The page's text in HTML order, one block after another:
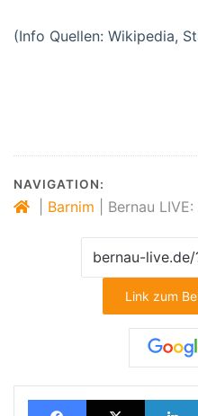
(Info Quellen: Wikipedia,
NAVIGATION:
Barnim Bernau
Link zum
FacebookX